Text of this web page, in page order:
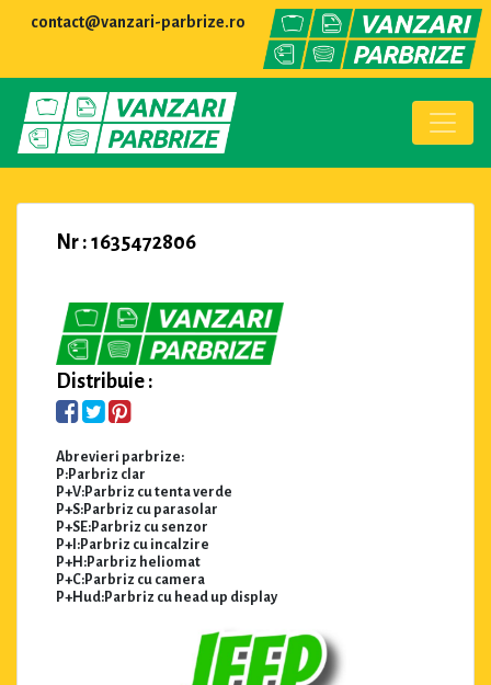
contact@vanzari-parbrize.ro
Nr : 1635472806
Distribuie :
Abrevieri parbrize:
P:Parbriz clar
P+V:Parbriz cu tenta verde
P+S:Parbriz cu parasolar
P+SE:Parbriz cu senzor
P+I:Parbriz cu incalzire
P+H:Parbriz heliomat
P+C:Parbriz cu camera
P+Hud:Parbriz cu head up display